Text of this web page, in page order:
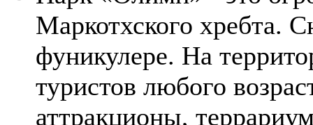
Маркотхского хребта.
фуникулере. На
туристов любого
аттракционы,